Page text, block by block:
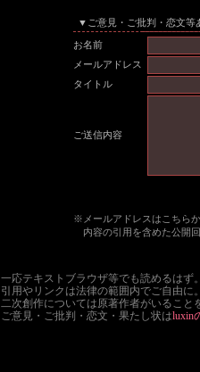
▼ご意見・ご批判・恋文等
※メールアドレスはこちら
内容の引用を含めた公開
お名前
メールアドレス
タイトル
ご送信内容
一応テキストブラウザ等でも読めるはず
引用やリンクは法律の範囲内でご自由
二次創作については原著作者がいること
ご意見・ご批判・恋文・果たし状はluxin